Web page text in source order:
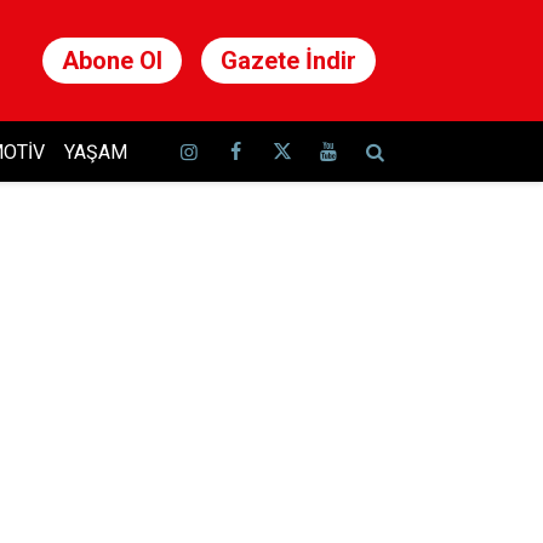
Abone Ol Gazete İndir
YAŞAM